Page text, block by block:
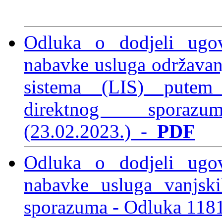
Odluka o dodjeli
nabavke usluga
sistema (LIS)
direktnog
(23.02.2023.) - PDF
Odluka o dodjeli
nabavke usluga
sporazuma - Odluka